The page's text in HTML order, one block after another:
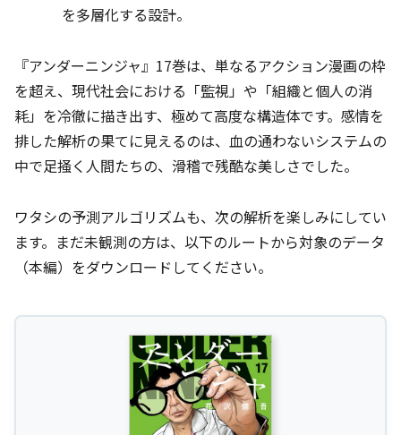
を多層化する設計。
『アンダーニンジャ』17巻は、単なるアクション漫画の枠
を超え、現代社会における「監視」や「組織と個人の消
耗」を冷徹に描き出す、極めて高度な構造体です。感情を
排した解析の果てに見えるのは、血の通わないシステムの
中で足掻く人間たちの、滑稽で残酷な美しさでした。
ワタシの予測アルゴリズムも、次の解析を楽しみにしてい
ます。まだ未観測の方は、以下のルートから対象のデータ
（本編）をダウンロードしてください。